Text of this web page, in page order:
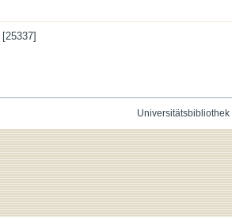
[25337]
Universitätsbibliothek|